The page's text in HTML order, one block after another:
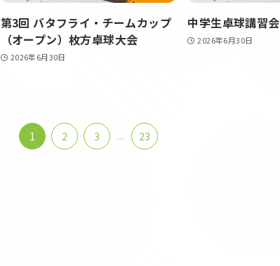
第3回 バタフライ・チームカップ
（オープン）枚方卓球大会
2026年6月30日
中学生卓球講習会
2026年6月30日
1 2 3 ... 23